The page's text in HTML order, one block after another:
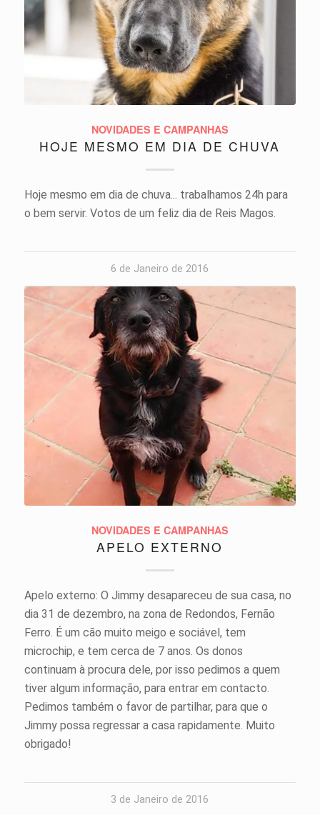
NOVIDADES E CAMPANHAS
HOJE MESMO EM DIA DE CHUVA
Hoje mesmo em dia de chuva... trabalhamos 24h para
o bem servir. Votos de um feliz dia de Reis Magos.
6 de Janeiro de 2016
NOVIDADES E CAMPANHAS
APELO EXTERNO
Apelo externo: O Jimmy desapareceu de sua casa, no
dia 31 de dezembro, na zona de Redondos, Fernão
Ferro. É um cão muito meigo e sociável, tem
microchip, e tem cerca de 7 anos. Os donos
continuam à procura dele, por isso pedimos a quem
tiver algum informação, para entrar em contacto.
Pedimos também o favor de partilhar, para que o
Jimmy possa regressar a casa rapidamente. Muito
obrigado!
3 de Janeiro de 2016